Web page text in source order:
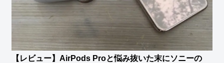
【レビュー】AirPods Proと悩み抜いた末にソニーの